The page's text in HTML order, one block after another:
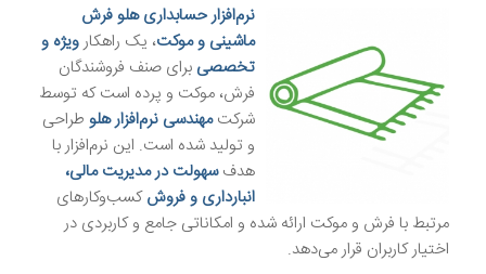
نرم‌افزار حسابداری هلو فرش
ماشینی و موکت، یک راهکارویژه و
تخصصی برای صنف فروشندگان
فرش، موکت و پرده است که توسط
شرکتمهندسی نرم‌افزار هلو طراحی
و تولید شده است. این نرم‌افزار با
هدفسهولت در مدیریت مالی،
انبارداری و فروشکسب‌وکارهای
مرتبط با فرش و موکت ارائه شده و امکاناتی جامع و کاربردی در
اختیار کاربران قرار می‌دهد.